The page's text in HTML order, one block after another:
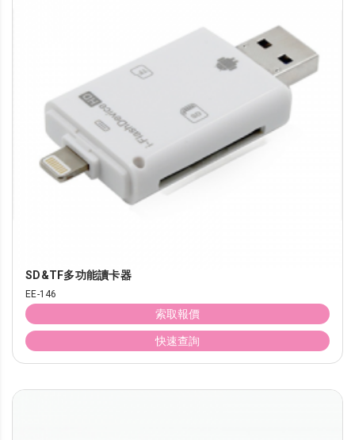
SD&TF多功能讀卡器
EE-146
索取報價
快速查詢